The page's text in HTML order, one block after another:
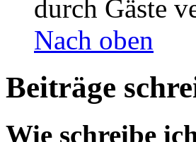
durch Gäste
Nach oben
Beiträge
Wie schreibe